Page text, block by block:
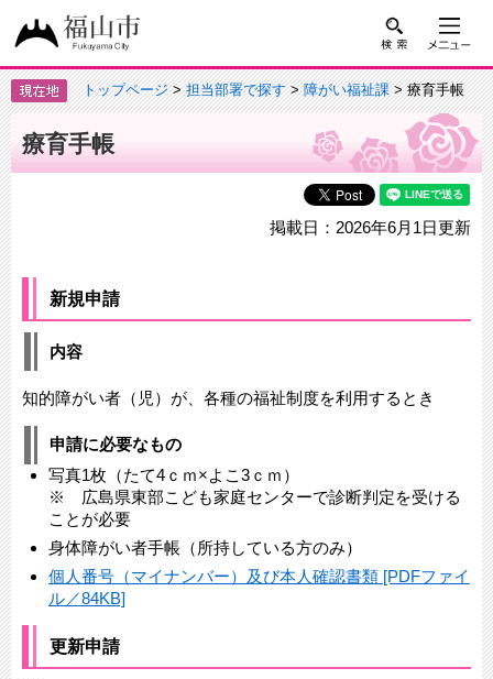
トップページ>担当部署で探す>障がい福祉課> 療育手帳
療育手帳
掲載日：2026年6月1日更新
新規申請
内容
知的障がい者（児）が、各種の福祉制度を利用するとき
申請に必要なもの
写真1枚（たて4ｃｍ×よこ3ｃｍ）
※ 広島県東部こども家庭センターで診断判定を受ける
ことが必要
身体障がい者手帳（所持している方のみ）
個人番号（マイナンバー）及び本人確認書類 [PDFファイ
ル／84KB]
更新申請